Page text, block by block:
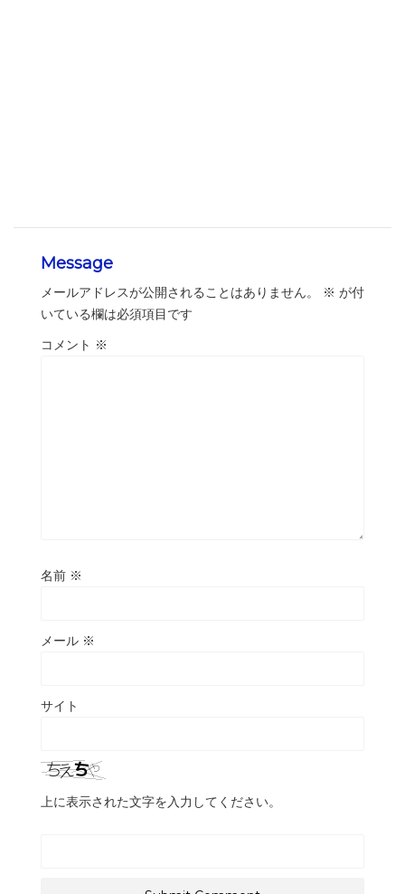
Message
メールアドレスが公開されることはありません。 ※ が付
いている欄は必須項目です
コメント ※
名前 ※
メール ※
サイト
上に表示された文字を入力してください。